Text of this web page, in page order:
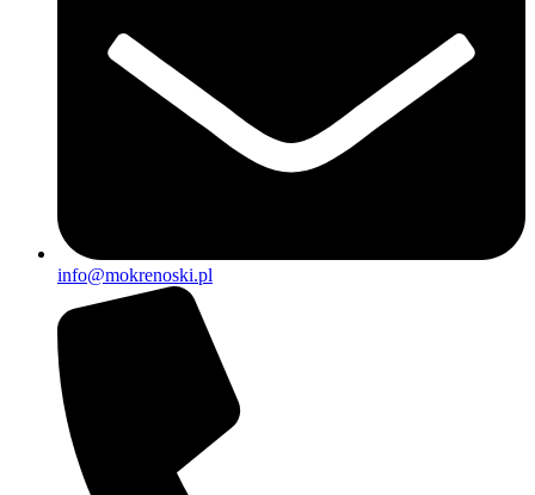
info@mokrenoski.pl